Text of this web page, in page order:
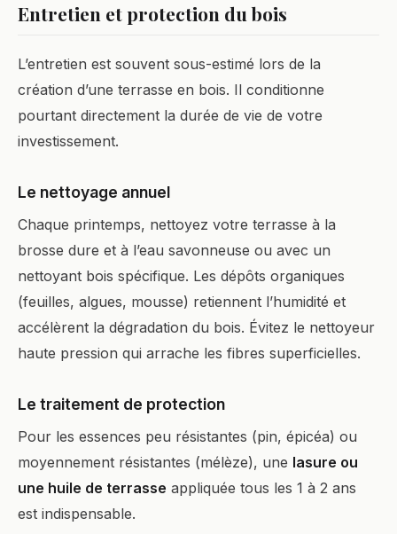
Entretien et protection du bois
L’entretien est souvent sous-estimé lors de la
création d’une terrasse en bois. Il conditionne
pourtant directement la durée de vie de votre
investissement.
Le nettoyage annuel
Chaque printemps, nettoyez votre terrasse à la
brosse dure et à l’eau savonneuse ou avec un
nettoyant bois spécifique. Les dépôts organiques
(feuilles, algues, mousse) retiennent l’humidité et
accélèrent la dégradation du bois. Évitez le nettoyeur
haute pression qui arrache les fibres superficielles.
Le traitement de protection
Pour les essences peu résistantes (pin, épicéa) ou
moyennement résistantes (mélèze), une lasure ou
une huile de terrasse appliquée tous les 1 à 2 ans
est indispensable.